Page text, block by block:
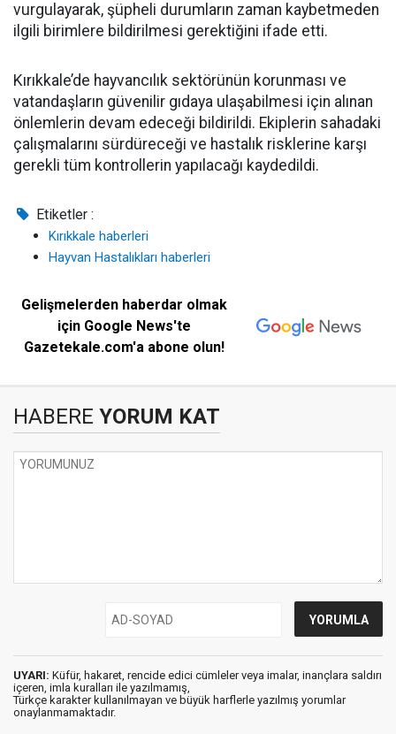
vurgulayarak, şüpheli durumların zaman kaybetmeden
ilgili birimlere bildirilmesi gerektiğini ifade etti.
Kırıkkale’de hayvancılık sektörünün korunması ve
vatandaşların güvenilir gıdaya ulaşabilmesi için alınan
önlemlerin devam edeceği bildirildi. Ekiplerin sahadaki
çalışmalarını sürdüreceği ve hastalık risklerine karşı
gerekli tüm kontrollerin yapılacağı kaydedildi.
Etiketler :
Kırıkkale haberleri
Hayvan Hastalıkları haberleri
Gelişmelerden haberdar olmak
için Google News'te
Gazetekale.com'a abone olun!
HABERE YORUM KAT
UYARI: Küfür, hakaret, rencide edici cümleler veya imalar, inançlara saldırı
içeren, imla kuralları ile yazılmamış,
Türkçe karakter kullanılmayan ve büyük harflerle yazılmış yorumlar
onaylanmamaktadır.